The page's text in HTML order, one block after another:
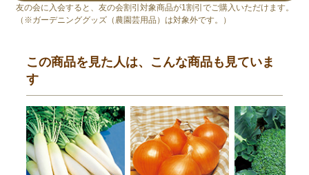
友の会に入会すると、友の会割引対象商品が1割引でご購入いただけます。
（※ガーデニンググッズ（農園芸用品）は対象外です。）
この商品を見た人は、こんな商品も見ていま
す